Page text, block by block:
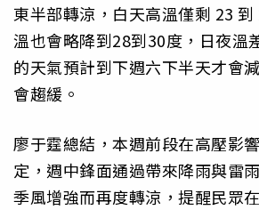
東半部轉涼，白天高溫僅剩 23
溫也會略降到28到30度，日夜溫
的天氣預計到下週六下半天才會
會趨緩。
廖于霆總結，本週前段在高壓影
定，週中鋒面通過帶來降雨與雷
季風增強而再度轉涼，提醒民眾